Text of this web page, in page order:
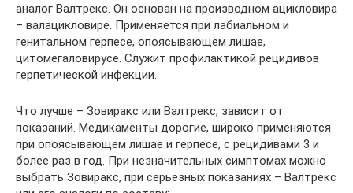
аналог Валтрекс. Он основан на производном ацикловира
– валацикловире. Применяется при лабиальном и
генитальном герпесе, опоясывающем лишае,
цитомегаловирусе. Служит профилактикой рецидивов
герпетической инфекции.
Что лучше – Зовиракс или Валтрекс, зависит от
показаний. Медикаменты дорогие, широко применяются
при опоясывающем лишае и герпесе, с рецидивами 3 и
более раз в год. При незначительных симптомах можно
выбрать Зовиракс, при серьезных показаниях – Валтрекс